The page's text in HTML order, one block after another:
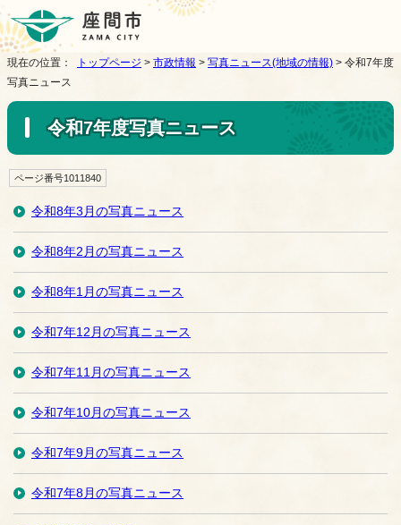
現在の位置： トップページ > 市政情報 > 写真ニュース(地域の情報) > 令和7年度
写真ニュース
令和7年度写真ニュース
ページ番号1011840
令和8年3月の写真ニュース
令和8年2月の写真ニュース
令和8年1月の写真ニュース
令和7年12月の写真ニュース
令和7年11月の写真ニュース
令和7年10月の写真ニュース
令和7年9月の写真ニュース
令和7年8月の写真ニュース